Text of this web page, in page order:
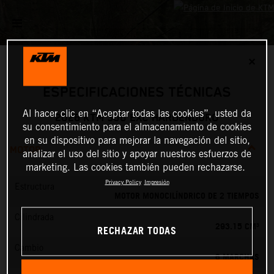
2026 KTM 300 EXC HARDENDURO
MOTOR
6 MARCHAS
Al hacer clic en “Aceptar todas las cookies”, usted da
su consentimiento para el almacenamiento de cookies
en su dispositivo para mejorar la navegación del sitio,
analizar el uso del sitio y apoyar nuestros esfuerzos de
marketing. Las cookies también pueden rechazarse.
Privacy Policy Impresión
RECHAZAR TODAS